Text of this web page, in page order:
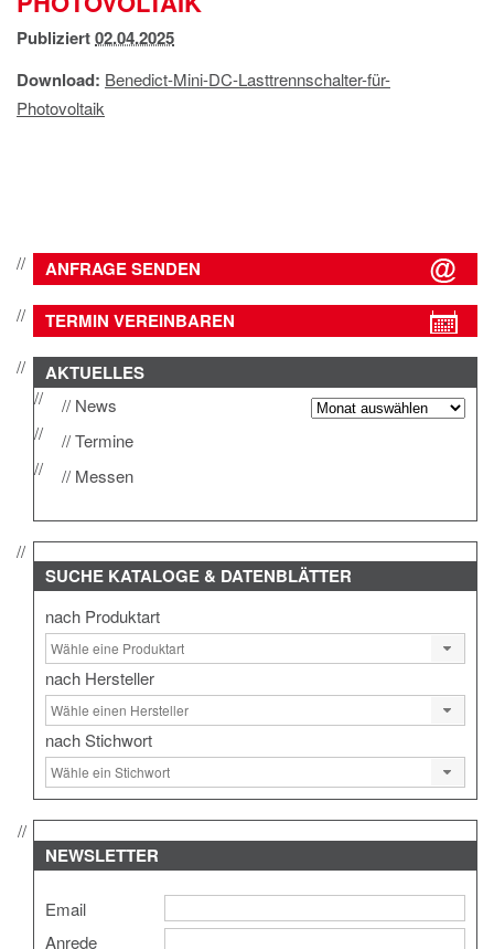
DATENSCHUTZ
Publiziert02.04.2025
Download: Benedict-Mini-DC-Lasttrennschalter-für-
Photovoltaik
ANFRAGE SENDEN
TERMIN VEREINBAREN
AKTUELLES
News
Termine
Messen
SUCHE KATALOGE & DATENBLÄTTER
nach Produktart
nach Hersteller
nach Stichwort
NEWSLETTER
Email
Anrede